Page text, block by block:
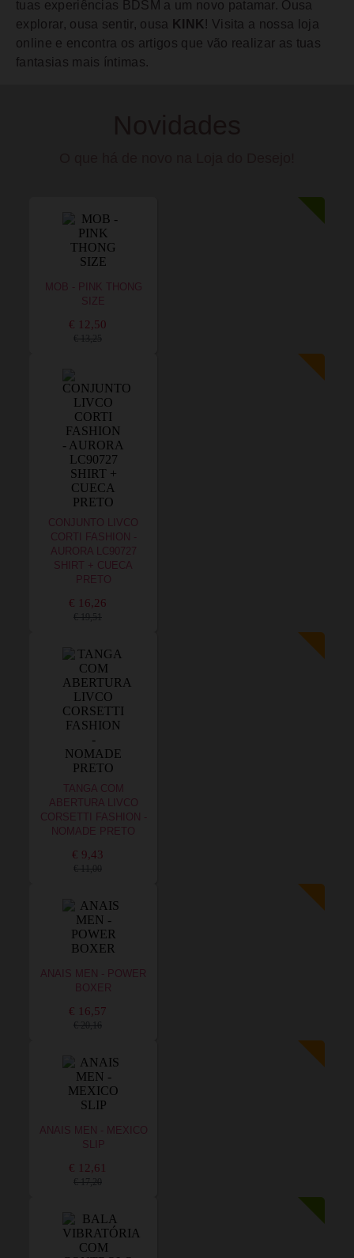
tuas experiências BDSM a um novo patamar. Ousa
explorar, ousa sentir, ousa
KINK ! Visita a nossa loja
online e encontra os artigos que vão realizar as tuas
fantasias mais íntimas.
MOB - PINK THONG
SIZE
€ 12,50
€ 13,25
CONJUNTO LIVCO
CORTI FASHION -
AURORA LC90727
SHIRT + CUECA
PRETO
€ 16,26
€ 19,51
TANGA COM
ABERTURA LIVCO
CORSETTI FASHION -
NOMADE PRETO
€ 9,43
€ 11,00
ANAIS MEN - POWER
BOXER
€ 16,57
€ 20,16
ANAIS MEN - MEXICO
SLIP
€ 12,61
€ 17,20